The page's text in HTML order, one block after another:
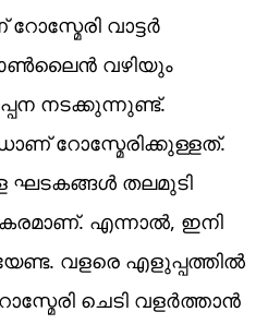
വാട്ടർ
വഴിയും
നടക്കുന്നുണ്ട്.
റോസ്മേരിക്കുള്ളത്.
ഘടകങ്ങൾ തലമുടി
എന്നാൽ, ഇനി
വളരെ എളുപ്പത്തിൽ
ചെടി വളർത്താൻ